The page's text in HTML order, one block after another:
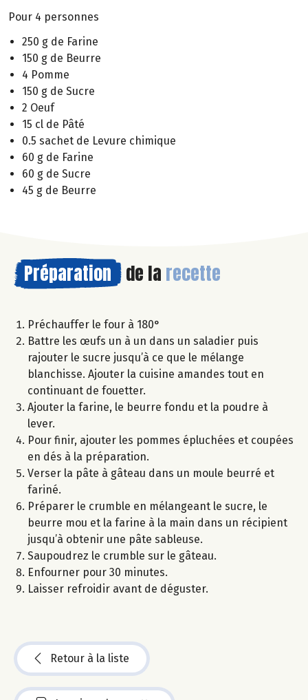
Pour 4 personnes
250 g de Farine
150 g de Beurre
4 Pomme
150 g de Sucre
2 Oeuf
15 cl de Pâté
0.5 sachet de Levure chimique
60 g de Farine
60 g de Sucre
45 g de Beurre
Préparation de la recette
Préchauffer le four à 180°
Battre les œufs un à un dans un saladier puis
rajouter le sucre jusqu’à ce que le mélange
blanchisse. Ajouter la cuisine amandes tout en
continuant de fouetter.
Ajouter la farine, le beurre fondu et la poudre à
lever.
Pour finir, ajouter les pommes épluchées et coupées
en dés à la préparation.
Verser la pâte à gâteau dans un moule beurré et
fariné.
Préparer le crumble en mélangeant le sucre, le
beurre mou et la farine à la main dans un récipient
jusqu’à obtenir une pâte sableuse.
Saupoudrez le crumble sur le gâteau.
Enfourner pour 30 minutes.
Laisser refroidir avant de déguster.
Retour à la liste